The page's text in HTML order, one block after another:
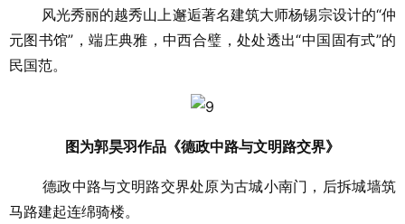
风光秀丽的越秀山上邂逅著名建筑大师杨锡宗设计的“仲
元图书馆”，端庄典雅，中西合璧，处处透出“中国固有式”的
民国范。
图为郭昊羽作品《德政中路与文明路交界》
德政中路与文明路交界处原为古城小南门，后拆城墙筑
马路建起连绵骑楼。